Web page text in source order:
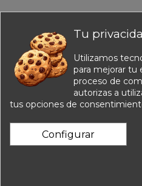
Información
Nuestros catálogos
Contacte con nosotros
Sobre nosotros
Condiciones de venta
Aviso legal
Tu
Utilizamos
para mejorar tu
proceso de
autorizas a
tus opciones de
Configurar